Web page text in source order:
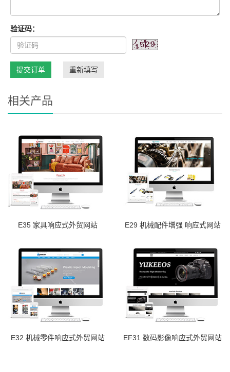
验证码：
提交订单 重新填写
相关产品
E35 家具响应式外贸网站 E29 机械配件增强 响应式网站
E32 机械零件响应式外贸网站 EF31 数码影像响应式外贸网站